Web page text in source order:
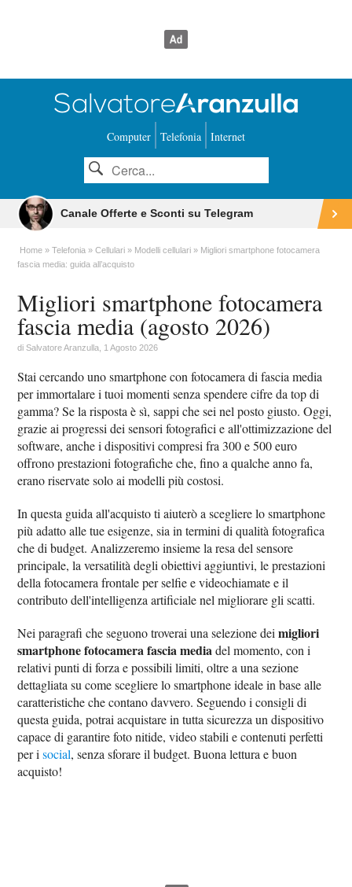
Computer Telefonia Internet
Canale Offerte e Sconti su Telegram
Home Telefonia Cellulari Modelli cellulari
Migliori smartphone fotocamera
fascia media: guida all’acquisto
Migliori smartphone fotocamera
fascia media (agosto 2026)
diSalvatore Aranzulla , 1 Agosto 2026
Stai cercando uno smartphone con fotocamera di fascia media
per immortalare i tuoi momenti senza spendere cifre da top di
gamma? Se la risposta è sì, sappi che sei nel posto giusto. Oggi,
grazie ai progressi dei sensori fotografici e all'ottimizzazione del
software, anche i dispositivi compresi fra 300 e 500 euro
offrono prestazioni fotografiche che, fino a qualche anno fa,
erano riservate solo ai modelli più costosi.
In questa guida all'acquisto ti aiuterò a scegliere lo smartphone
più adatto alle tue esigenze, sia in termini di qualità fotografica
che di budget. Analizzeremo insieme la resa del sensore
principale, la versatilità degli obiettivi aggiuntivi, le prestazioni
della fotocamera frontale per selfie e videochiamate e il
contributo dell'intelligenza artificiale nel migliorare gli scatti.
Nei paragrafi che seguono troverai una selezione deimigliori
smartphone fotocamera fascia mediadel momento, con i
relativi punti di forza e possibili limiti, oltre a una sezione
dettagliata su come scegliere lo smartphone ideale in base alle
caratteristiche che contano davvero. Seguendo i consigli di
questa guida, potrai acquistare in tutta sicurezza un dispositivo
capace di garantire foto nitide, video stabili e contenuti perfetti
per isocial, senza sforare il budget. Buona lettura e buon
acquisto!